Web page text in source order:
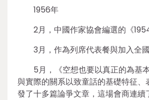
1956年
2月，中國作家協會編選的《
3月，作為列席代表餐與加入全
5月，《空想也要以真正的為基
與實際的關系以致童話的基礎特征
發了十多篇論爭文章，這場會商連續